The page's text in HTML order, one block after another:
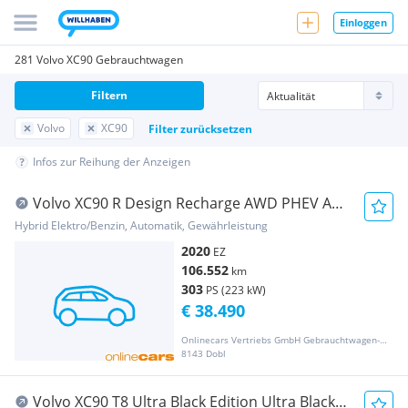
Einloggen
281 Volvo XC90 Gebrauchtwagen
Volvo XC90 Filter zurücksetzen
Filtern
Infos zur Reihung der Anzeigen
Volvo XC90 R Design Recharge AWD PHEV Aut
7-SITZER LED
Hybrid Elektro/Benzin, Automatik, Gewährleistung
2020 EZ
106.552 km
303 PS (223 kW)
Onlinecars Vertriebs GmbH Gebrauchtwagen-Outlet  Werkstätte  Spenglerei  Lackiererei
8143 Dobl
€ 38.490
Volvo XC90 T8 Ultra Black Edition Ultra Black